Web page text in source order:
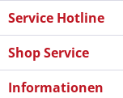
Service Hotline
Shop Service
Informationen